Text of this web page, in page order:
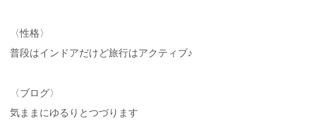
〈性格〉
普段はインドアだけど旅行はアクティブ♪
〈ブログ〉
気ままにゆるりとつづります